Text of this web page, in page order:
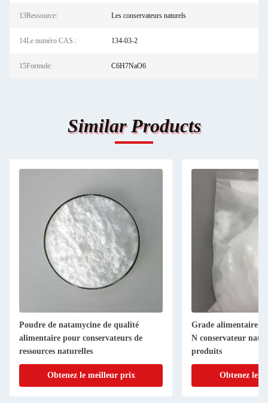
13Ressource: Les conservateurs naturels
14Le numéro CAS.: 134-03-2
15Formule: C6H7NaO6
Similar Products
Poudre de natamycine de qualité
alimentaire pour conservateurs de
ressources naturelles
Obtenez le meilleur prix
Grade alimentaire
N conservateur
produits
Obtenez le